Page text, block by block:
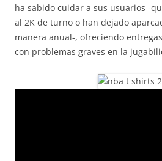
ha sabido cuidar a sus usuarios -
al 2K de turno o han dejado
manera anual-, ofreciendo
con problemas graves en la